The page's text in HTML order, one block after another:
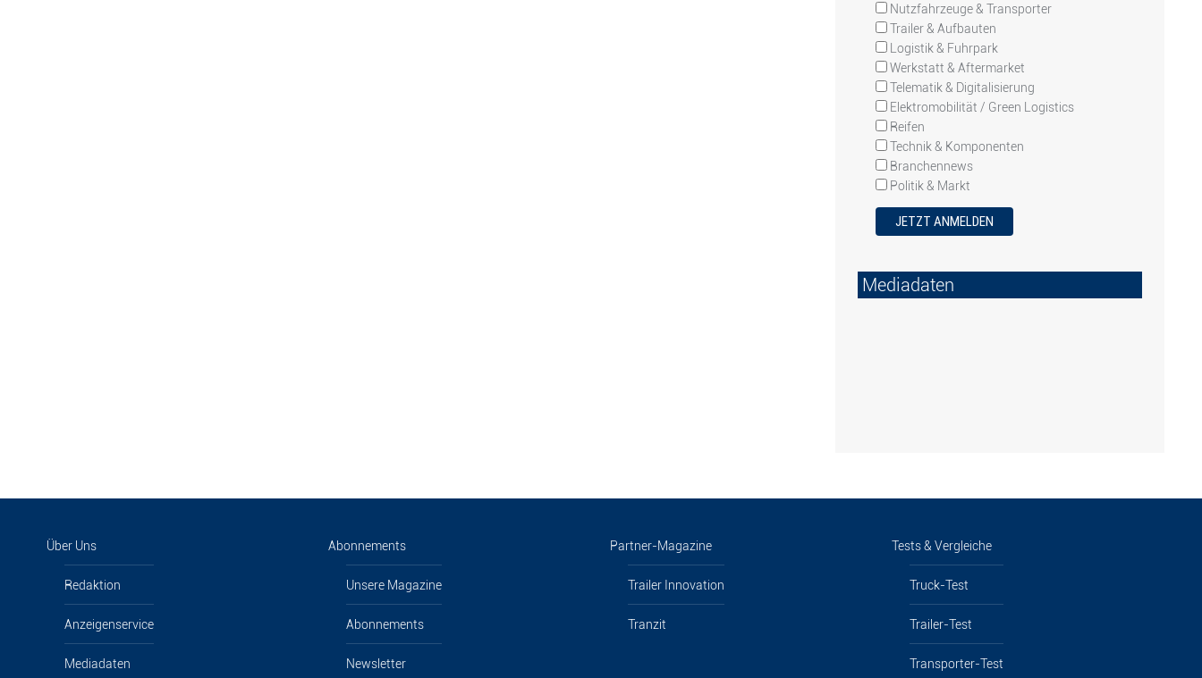
Nutzfahrzeuge & Transporter
Trailer & Aufbauten
Logistik & Fuhrpark
Werkstatt & Aftermarket
Telematik & Digitalisierung
Elektromobilität / Green Logistics
Reifen
Technik & Komponenten
Branchennews
Politik & Markt
Mediadaten
Über Uns
Redaktion
Anzeigenservice
Mediadaten
Abonnements
Unsere Magazine
Abonnements
Newsletter
Partner-Magazine
Trailer Innovation
Tranzit
Tests & Vergleiche
Truck-Test
Trailer-Test
Transporter-Test